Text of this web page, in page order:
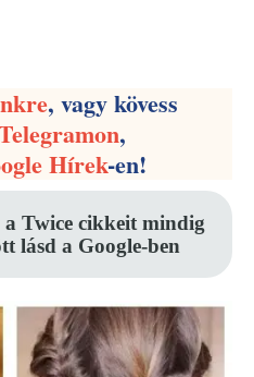
, vagy kövess
,
Hírek-en!
Twice cikkeit mindig
lásd a Google-ben